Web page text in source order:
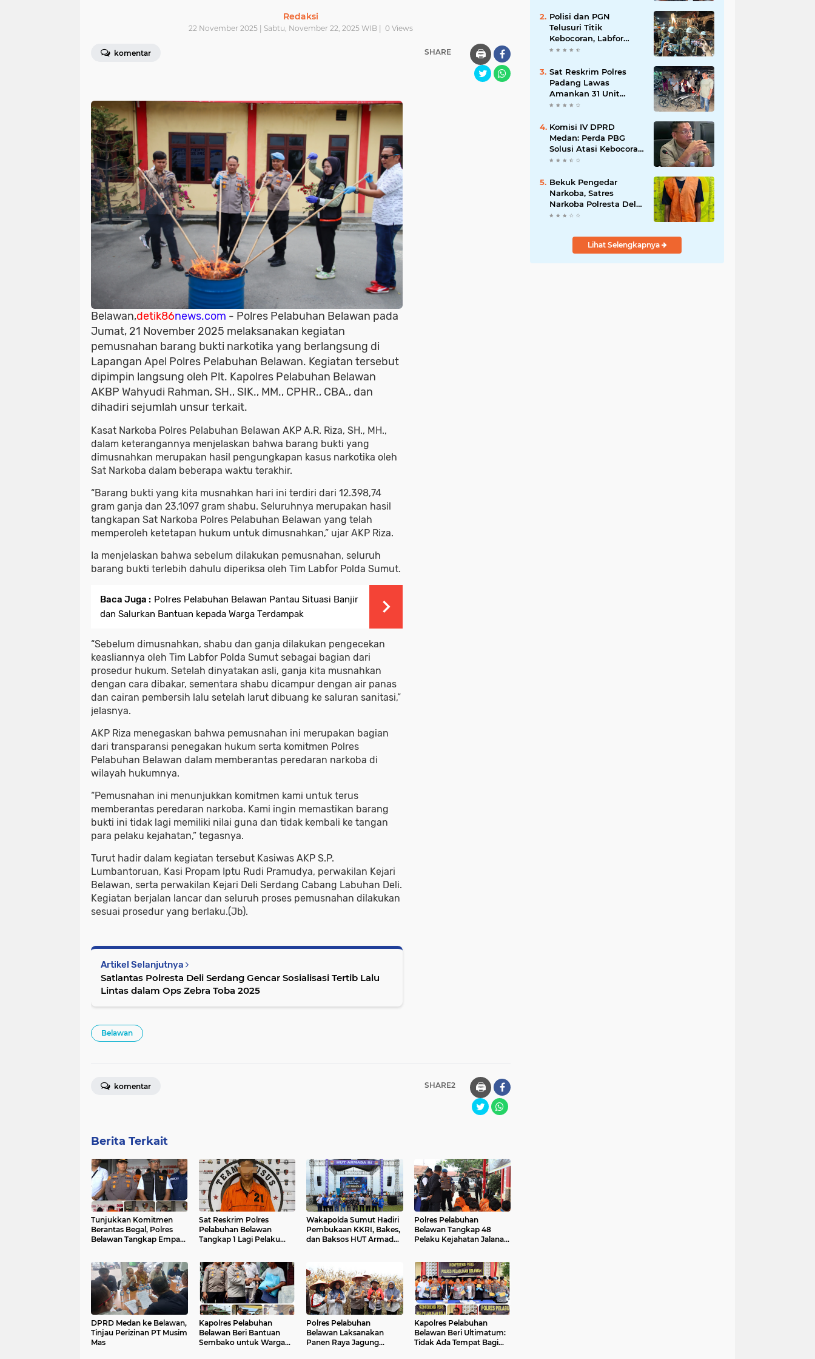
Redaksi
22 November 2025 | Sabtu, November 22, 2025 WIB | 0 Views
komentar SHARE 🖨️
Belawan,detik86news.com - Polres Pelabuhan Belawan pada
Jumat, 21 November 2025 melaksanakan kegiatan
pemusnahan barang bukti narkotika yang berlangsung di
Lapangan Apel Polres Pelabuhan Belawan. Kegiatan tersebut
dipimpin langsung oleh Plt. Kapolres Pelabuhan Belawan
AKBP Wahyudi Rahman, SH., SIK., MM., CPHR., CBA., dan
dihadiri sejumlah unsur terkait.
Kasat Narkoba Polres Pelabuhan Belawan AKP A.R. Riza, SH., MH.,
dalam keterangannya menjelaskan bahwa barang bukti yang
dimusnahkan merupakan hasil pengungkapan kasus narkotika oleh
Sat Narkoba dalam beberapa waktu terakhir.
“Barang bukti yang kita musnahkan hari ini terdiri dari 12.398,74
gram ganja dan 23,1097 gram shabu. Seluruhnya merupakan hasil
tangkapan Sat Narkoba Polres Pelabuhan Belawan yang telah
memperoleh ketetapan hukum untuk dimusnahkan,” ujar AKP Riza.
Ia menjelaskan bahwa sebelum dilakukan pemusnahan, seluruh
barang bukti terlebih dahulu diperiksa oleh Tim Labfor Polda Sumut.
Baca Juga : Polres Pelabuhan Belawan Pantau Situasi Banjir
dan Salurkan Bantuan kepada Warga Terdampak
“Sebelum dimusnahkan, shabu dan ganja dilakukan pengecekan
keasliannya oleh Tim Labfor Polda Sumut sebagai bagian dari
prosedur hukum. Setelah dinyatakan asli, ganja kita musnahkan
dengan cara dibakar, sementara shabu dicampur dengan air panas
dan cairan pembersih lalu setelah larut dibuang ke saluran sanitasi,”
jelasnya.
AKP Riza menegaskan bahwa pemusnahan ini merupakan bagian
dari transparansi penegakan hukum serta komitmen Polres
Pelabuhan Belawan dalam memberantas peredaran narkoba di
wilayah hukumnya.
“Pemusnahan ini menunjukkan komitmen kami untuk terus
memberantas peredaran narkoba. Kami ingin memastikan barang
bukti ini tidak lagi memiliki nilai guna dan tidak kembali ke tangan
para pelaku kejahatan,” tegasnya.
Turut hadir dalam kegiatan tersebut Kasiwas AKP S.P.
Lumbantoruan, Kasi Propam Iptu Rudi Pramudya, perwakilan Kejari
Belawan, serta perwakilan Kejari Deli Serdang Cabang Labuhan Deli.
Kegiatan berjalan lancar dan seluruh proses pemusnahan dilakukan
sesuai prosedur yang berlaku.(Jb).
Artikel Selanjutnya
Satlantas Polresta Deli Serdang Gencar Sosialisasi Tertib Lalu
Lintas dalam Ops Zebra Toba 2025
Belawan
SHARE2 🖨️
komentar
Berita Terkait
Tunjukkan Komitmen
Berantas Begal, Polres
Belawan Tangkap Empat
Sat Reskrim Polres
Pelabuhan Belawan
Tangkap 1 Lagi Pelaku
Wakapolda Sumut Hadiri
Pembukaan KKRI, Bakes,
dan Baksos HUT Armada
Polres Pelabuhan
Belawan Tangkap 48
Pelaku Kejahatan Jalanan
DPRD Medan ke Belawan,
Tinjau Perizinan PT Musim
Mas
Kapolres Pelabuhan
Belawan Beri Bantuan
Sembako untuk Warga
Polres Pelabuhan
Belawan Laksanakan
Panen Raya Jagung
Kapolres Pelabuhan
Belawan Beri Ultimatum:
Tidak Ada Tempat Bagi
Polisi dan PGN
Telusuri Titik
Kebocoran, Labfor
Pastikan Ledakan
Akumulasi Gas
Sat Reskrim Polres
Padang Lawas
Amankan 31 Unit
Sepeda Motor Diduga
Rumah Warga di Pasar
Latong
Komisi IV DPRD
Medan: Perda PBG
Solusi Atasi Kebocoran
PAD dan Birokrasi
Bekuk Pengedar
Narkoba, Satres
Narkoba Polresta Deli
Serdang amankan
Lihat Selengkapnya